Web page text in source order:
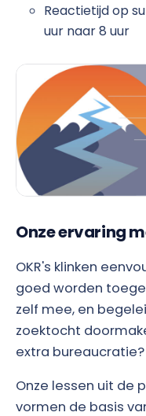
Reactietijd op
uur naar 8 uur
Onze ervaring
OKR's klinken
goed worden
zelf mee, en
zoektocht
extra bureaucratie?
Onze lessen uit de
vormen de basis